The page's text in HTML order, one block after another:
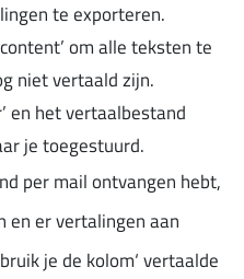
te exporteren.
om alle teksten te
niet vertaald zijn.
en het vertaalbestand
je toegestuurd.
per mail ontvangen hebt,
en er vertalingen aan
je de kolom‘ vertaalde